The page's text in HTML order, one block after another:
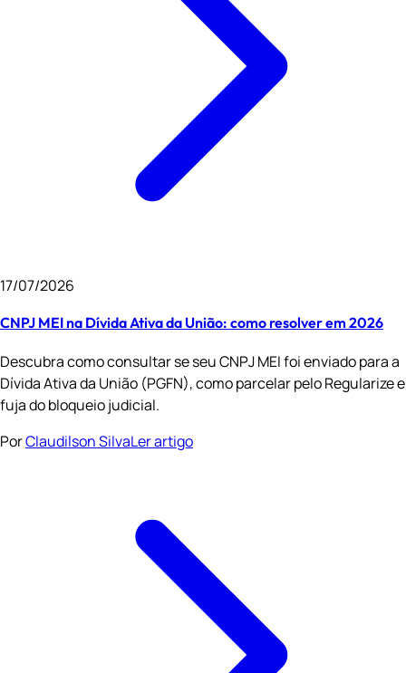
17/07/2026
CNPJ MEI na Dívida Ativa da União: como resolver em 2026
Descubra como consultar se seu CNPJ MEI foi enviado para a
Dívida Ativa da União (PGFN), como parcelar pelo Regularize e
fuja do bloqueio judicial.
PorClaudilson SilvaLer artigo